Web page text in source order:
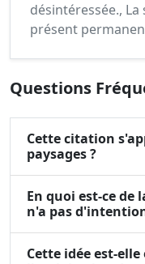
désintéressée.,
présent
Questions
Cette citation
paysages ?
En quoi est-ce de
n'a pas
Cette idée est-